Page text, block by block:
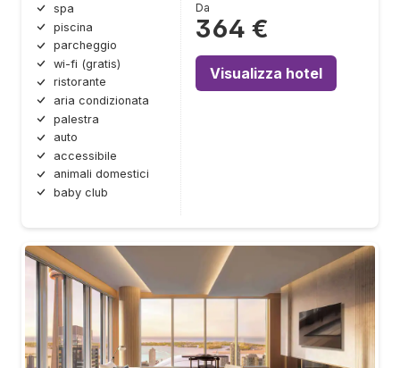
spa
piscina
parcheggio
wi-fi (gratis)
ristorante
aria condizionata
palestra
auto
accessibile
animali domestici
baby club
Da
364 €
Visualizza hotel